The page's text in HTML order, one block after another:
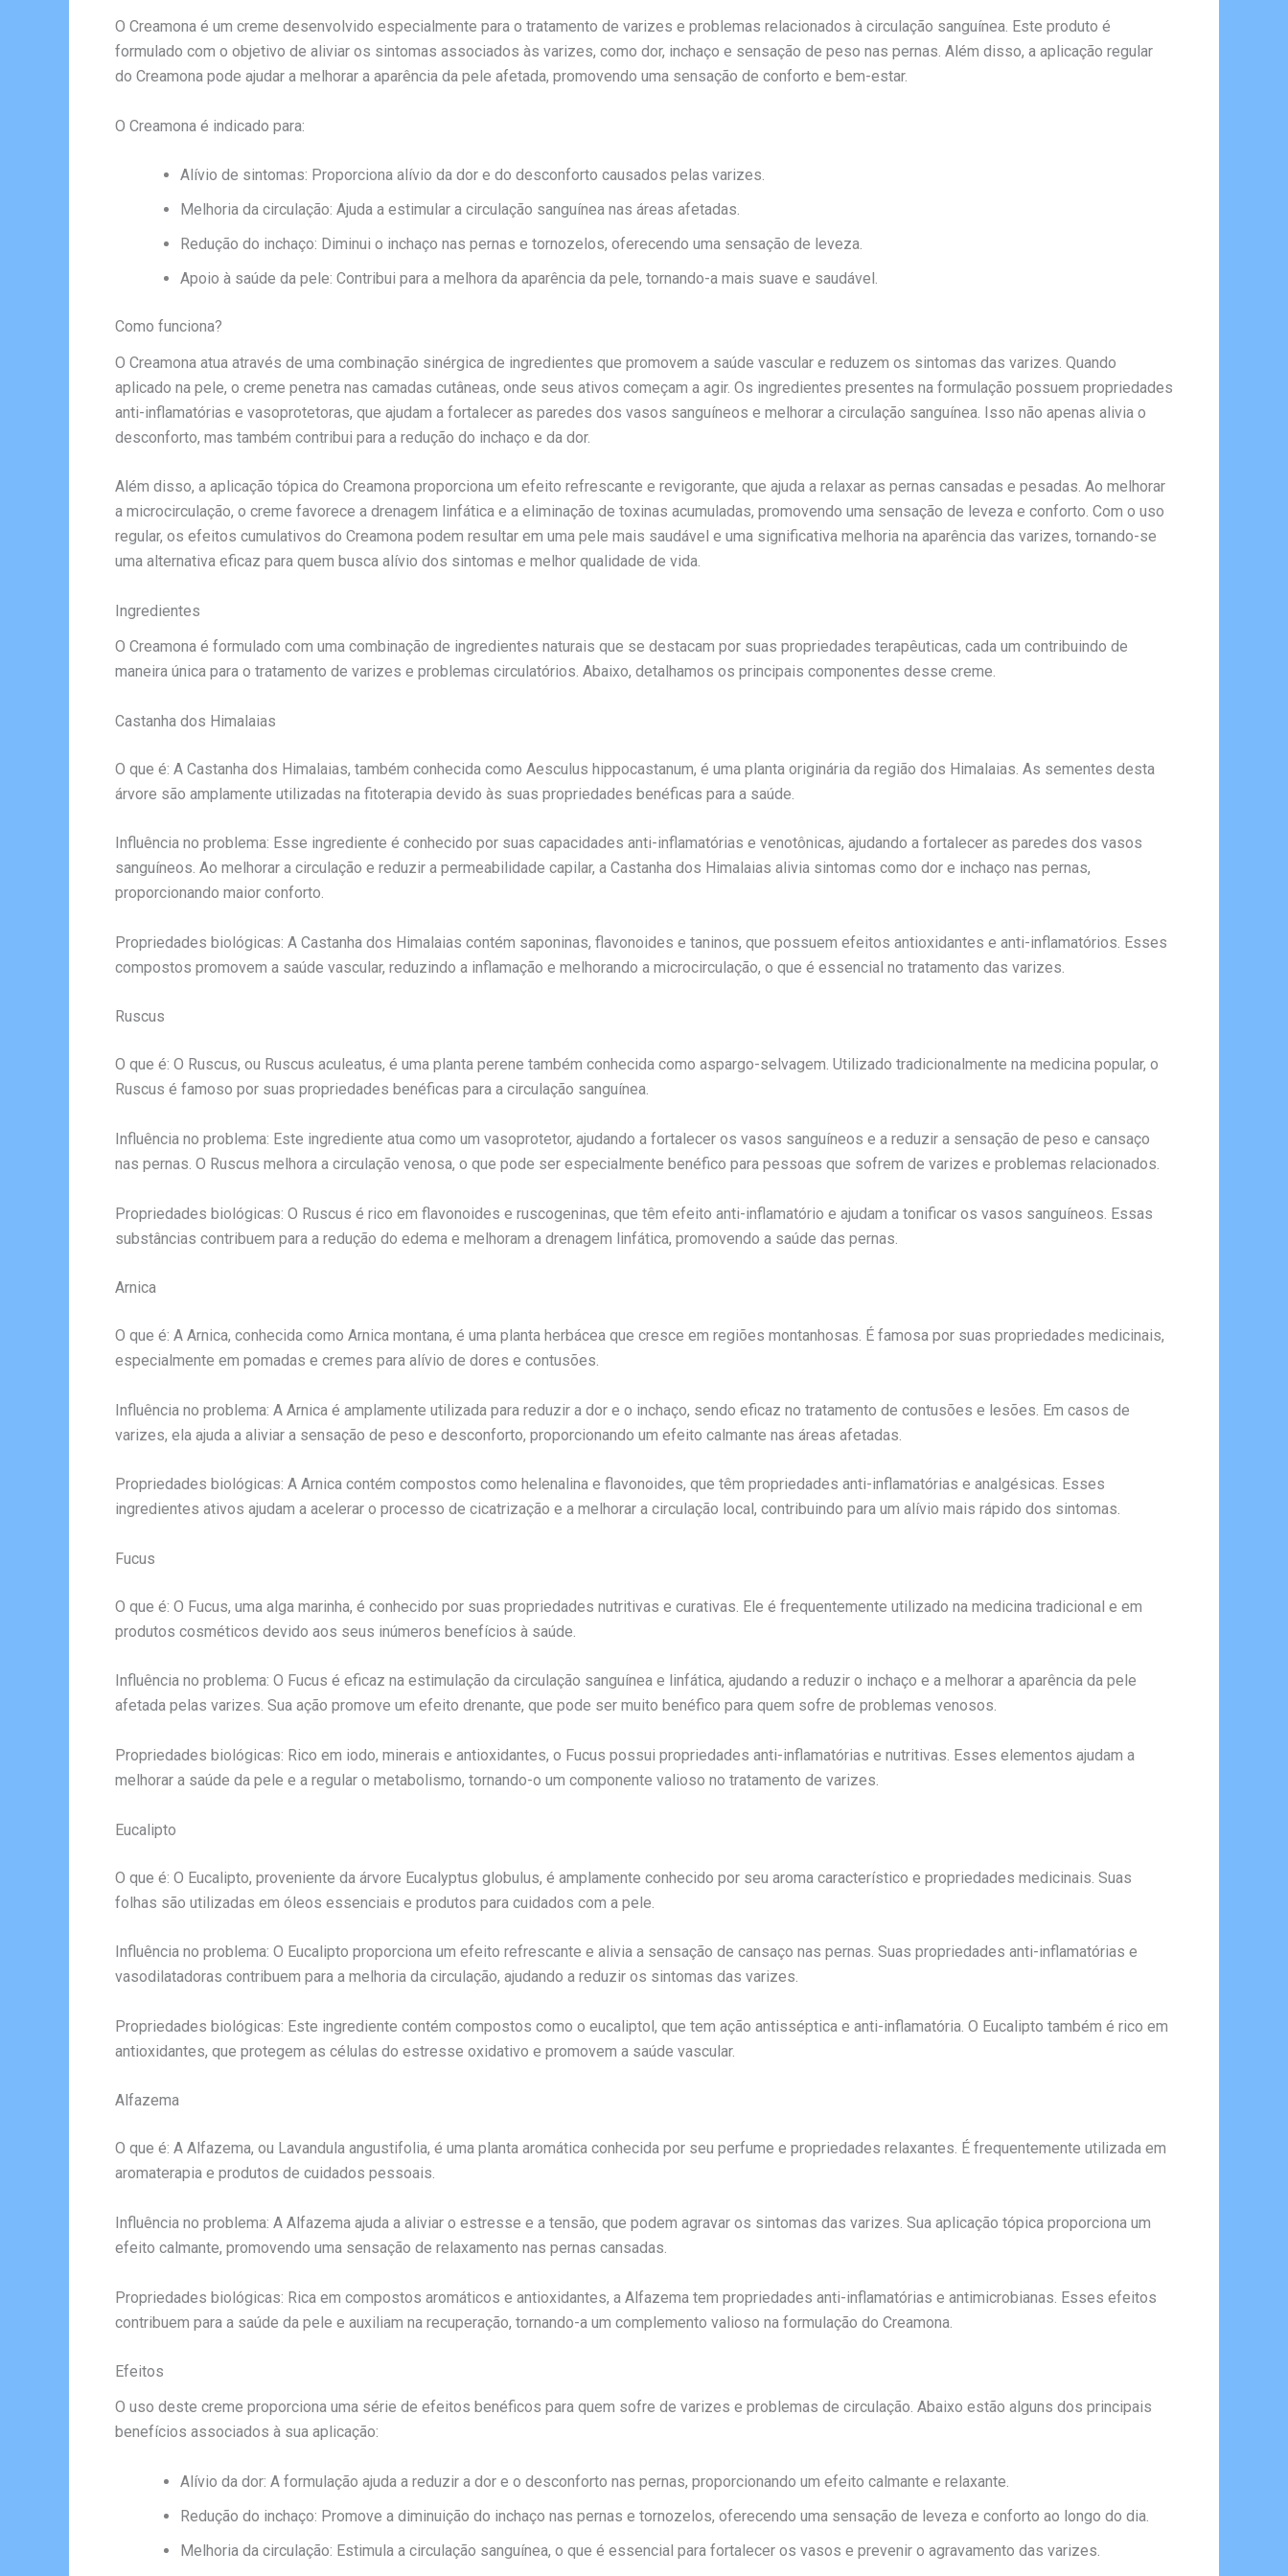
O Creamona é um creme desenvolvido especialmente para o tratamento de varizes e problemas relacionados à circulação sanguínea. Este produto é
formulado com o objetivo de aliviar os sintomas associados às varizes, como dor, inchaço e sensação de peso nas pernas. Além disso, a aplicação regular
do Creamona pode ajudar a melhorar a aparência da pele afetada, promovendo uma sensação de conforto e bem-estar.
O Creamona é indicado para:
Alívio de sintomas: Proporciona alívio da dor e do desconforto causados pelas varizes.
Melhoria da circulação: Ajuda a estimular a circulação sanguínea nas áreas afetadas.
Redução do inchaço: Diminui o inchaço nas pernas e tornozelos, oferecendo uma sensação de leveza.
Apoio à saúde da pele: Contribui para a melhora da aparência da pele, tornando-a mais suave e saudável.
Como funciona?
O Creamona atua através de uma combinação sinérgica de ingredientes que promovem a saúde vascular e reduzem os sintomas das varizes. Quando
aplicado na pele, o creme penetra nas camadas cutâneas, onde seus ativos começam a agir. Os ingredientes presentes na formulação possuem propriedades
anti-inflamatórias e vasoprotetoras, que ajudam a fortalecer as paredes dos vasos sanguíneos e melhorar a circulação sanguínea. Isso não apenas alivia o
desconforto, mas também contribui para a redução do inchaço e da dor.
Além disso, a aplicação tópica do Creamona proporciona um efeito refrescante e revigorante, que ajuda a relaxar as pernas cansadas e pesadas. Ao melhorar
a microcirculação, o creme favorece a drenagem linfática e a eliminação de toxinas acumuladas, promovendo uma sensação de leveza e conforto. Com o uso
regular, os efeitos cumulativos do Creamona podem resultar em uma pele mais saudável e uma significativa melhoria na aparência das varizes, tornando-se
uma alternativa eficaz para quem busca alívio dos sintomas e melhor qualidade de vida.
Ingredientes
O Creamona é formulado com uma combinação de ingredientes naturais que se destacam por suas propriedades terapêuticas, cada um contribuindo de
maneira única para o tratamento de varizes e problemas circulatórios. Abaixo, detalhamos os principais componentes desse creme.
Castanha dos Himalaias
O que é: A Castanha dos Himalaias, também conhecida como Aesculus hippocastanum, é uma planta originária da região dos Himalaias. As sementes desta
árvore são amplamente utilizadas na fitoterapia devido às suas propriedades benéficas para a saúde.
Influência no problema: Esse ingrediente é conhecido por suas capacidades anti-inflamatórias e venotônicas, ajudando a fortalecer as paredes dos vasos
sanguíneos. Ao melhorar a circulação e reduzir a permeabilidade capilar, a Castanha dos Himalaias alivia sintomas como dor e inchaço nas pernas,
proporcionando maior conforto.
Propriedades biológicas: A Castanha dos Himalaias contém saponinas, flavonoides e taninos, que possuem efeitos antioxidantes e anti-inflamatórios. Esses
compostos promovem a saúde vascular, reduzindo a inflamação e melhorando a microcirculação, o que é essencial no tratamento das varizes.
Ruscus
O que é: O Ruscus, ou Ruscus aculeatus, é uma planta perene também conhecida como aspargo-selvagem. Utilizado tradicionalmente na medicina popular, o
Ruscus é famoso por suas propriedades benéficas para a circulação sanguínea.
Influência no problema: Este ingrediente atua como um vasoprotetor, ajudando a fortalecer os vasos sanguíneos e a reduzir a sensação de peso e cansaço
nas pernas. O Ruscus melhora a circulação venosa, o que pode ser especialmente benéfico para pessoas que sofrem de varizes e problemas relacionados.
Propriedades biológicas: O Ruscus é rico em flavonoides e ruscogeninas, que têm efeito anti-inflamatório e ajudam a tonificar os vasos sanguíneos. Essas
substâncias contribuem para a redução do edema e melhoram a drenagem linfática, promovendo a saúde das pernas.
Arnica
O que é: A Arnica, conhecida como Arnica montana, é uma planta herbácea que cresce em regiões montanhosas. É famosa por suas propriedades medicinais,
especialmente em pomadas e cremes para alívio de dores e contusões.
Influência no problema: A Arnica é amplamente utilizada para reduzir a dor e o inchaço, sendo eficaz no tratamento de contusões e lesões. Em casos de
varizes, ela ajuda a aliviar a sensação de peso e desconforto, proporcionando um efeito calmante nas áreas afetadas.
Propriedades biológicas: A Arnica contém compostos como helenalina e flavonoides, que têm propriedades anti-inflamatórias e analgésicas. Esses
ingredientes ativos ajudam a acelerar o processo de cicatrização e a melhorar a circulação local, contribuindo para um alívio mais rápido dos sintomas.
Fucus
O que é: O Fucus, uma alga marinha, é conhecido por suas propriedades nutritivas e curativas. Ele é frequentemente utilizado na medicina tradicional e em
produtos cosméticos devido aos seus inúmeros benefícios à saúde.
Influência no problema: O Fucus é eficaz na estimulação da circulação sanguínea e linfática, ajudando a reduzir o inchaço e a melhorar a aparência da pele
afetada pelas varizes. Sua ação promove um efeito drenante, que pode ser muito benéfico para quem sofre de problemas venosos.
Propriedades biológicas: Rico em iodo, minerais e antioxidantes, o Fucus possui propriedades anti-inflamatórias e nutritivas. Esses elementos ajudam a
melhorar a saúde da pele e a regular o metabolismo, tornando-o um componente valioso no tratamento de varizes.
Eucalipto
O que é: O Eucalipto, proveniente da árvore Eucalyptus globulus, é amplamente conhecido por seu aroma característico e propriedades medicinais. Suas
folhas são utilizadas em óleos essenciais e produtos para cuidados com a pele.
Influência no problema: O Eucalipto proporciona um efeito refrescante e alivia a sensação de cansaço nas pernas. Suas propriedades anti-inflamatórias e
vasodilatadoras contribuem para a melhoria da circulação, ajudando a reduzir os sintomas das varizes.
Propriedades biológicas: Este ingrediente contém compostos como o eucaliptol, que tem ação antisséptica e anti-inflamatória. O Eucalipto também é rico em
antioxidantes, que protegem as células do estresse oxidativo e promovem a saúde vascular.
Alfazema
O que é: A Alfazema, ou Lavandula angustifolia, é uma planta aromática conhecida por seu perfume e propriedades relaxantes. É frequentemente utilizada em
aromaterapia e produtos de cuidados pessoais.
Influência no problema: A Alfazema ajuda a aliviar o estresse e a tensão, que podem agravar os sintomas das varizes. Sua aplicação tópica proporciona um
efeito calmante, promovendo uma sensação de relaxamento nas pernas cansadas.
Propriedades biológicas: Rica em compostos aromáticos e antioxidantes, a Alfazema tem propriedades anti-inflamatórias e antimicrobianas. Esses efeitos
contribuem para a saúde da pele e auxiliam na recuperação, tornando-a um complemento valioso na formulação do Creamona.
Efeitos
O uso deste creme proporciona uma série de efeitos benéficos para quem sofre de varizes e problemas de circulação. Abaixo estão alguns dos principais
benefícios associados à sua aplicação:
Alívio da dor: A formulação ajuda a reduzir a dor e o desconforto nas pernas, proporcionando um efeito calmante e relaxante.
Redução do inchaço: Promove a diminuição do inchaço nas pernas e tornozelos, oferecendo uma sensação de leveza e conforto ao longo do dia.
Melhoria da circulação: Estimula a circulação sanguínea, o que é essencial para fortalecer os vasos e prevenir o agravamento das varizes.